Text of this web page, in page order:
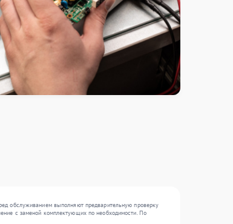
обслуживанием выполняют предварительную проверку
с заменой комплектующих по необходимости. По